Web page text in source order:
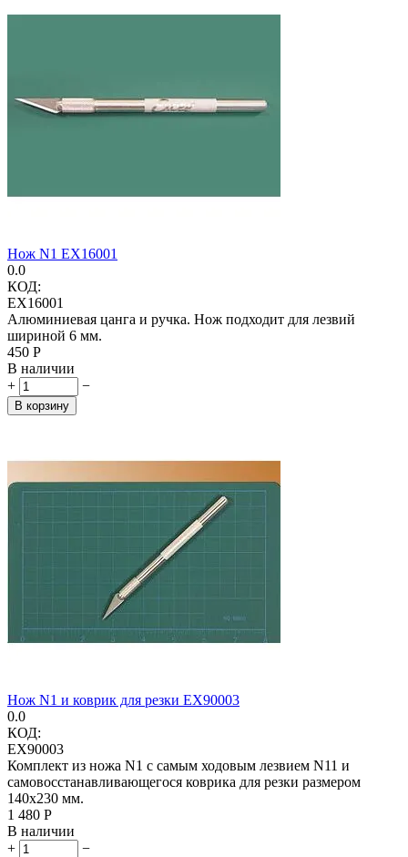
Нож N1 EX16001
0.0
КОД:
EX16001
Алюминиевая цанга и ручка. Нож подходит для лезвий
шириной 6 мм.
‍450‍ Р
В наличии
+
−
В корзину
Нож N1 и коврик для резки EX90003
0.0
КОД:
EX90003
Комплект из ножа N1 с самым ходовым лезвием N11 и
самовосстанавливающегося коврика для резки размером
140х230 мм.
1 480 Р
В наличии
+
−